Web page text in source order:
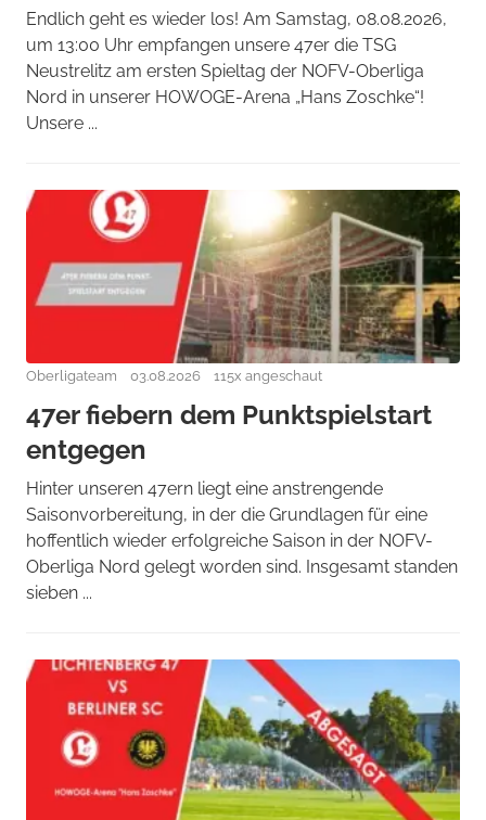
Endlich geht es wieder los! Am Samstag, 08.08.2026,
um 13:00 Uhr empfangen unsere 47er die TSG
Neustrelitz am ersten Spieltag der NOFV-Oberliga
Nord in unserer HOWOGE-Arena „Hans Zoschke“!
Unsere ...
Oberligateam 03.08.2026 115x angeschaut
47er fiebern dem Punktspielstart
entgegen
Hinter unseren 47ern liegt eine anstrengende
Saisonvorbereitung, in der die Grundlagen für eine
hoffentlich wieder erfolgreiche Saison in der NOFV-
Oberliga Nord gelegt worden sind. Insgesamt standen
sieben ...